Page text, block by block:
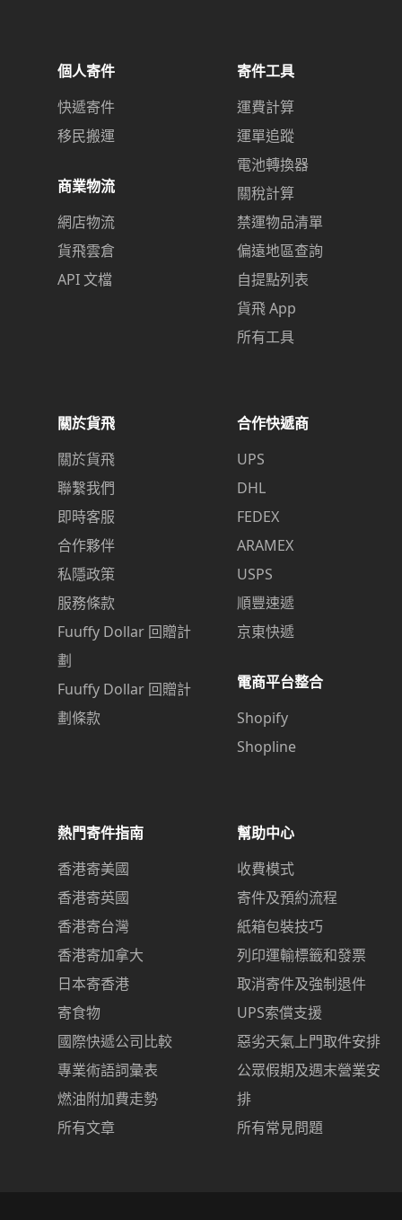
個人寄件
快遞寄件
移民搬運
商業物流
網店物流
貨飛雲倉
API 文檔
寄件工具
運費計算
運單追蹤
電池轉換器
關稅計算
禁運物品清單
偏遠地區查詢
自提點列表
貨飛 App
所有工具
關於貨飛
關於貨飛
聯繫我們
即時客服
合作夥伴
私隱政策
服務條款
Fuuffy Dollar 回贈計
劃
Fuuffy Dollar 回贈計
劃條款
合作快遞商
UPS
DHL
FEDEX
ARAMEX
USPS
順豐速遞
京東快遞
電商平台整合
Shopify
Shopline
熱門寄件指南
香港寄美國
香港寄英國
香港寄台灣
香港寄加拿大
日本寄香港
寄食物
國際快遞公司比較
專業術語詞彙表
燃油附加費走勢
所有文章
幫助中心
收費模式
寄件及預約流程
紙箱包裝技巧
列印運輸標籤和發票
取消寄件及強制退件
UPS索償支援
惡劣天氣上門取件安排
公眾假期及週末營業安
排
所有常見問題